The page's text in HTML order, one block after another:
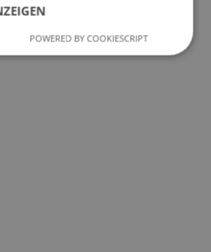
POWERED BY COOKIESCRIPT